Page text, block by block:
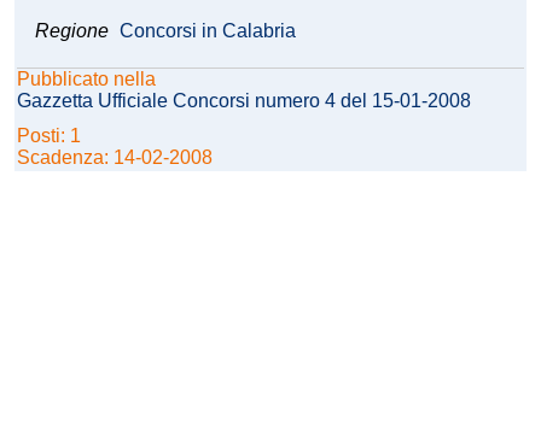
Regione Concorsi in Calabria
Pubblicato nella
Gazzetta Ufficiale Concorsi numero 4 del 15-01-2008
Posti: 1
Scadenza: 14-02-2008